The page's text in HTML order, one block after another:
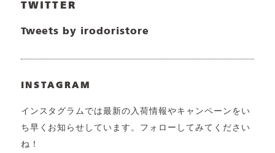
TWITTER
Tweets by irodoristore
INSTAGRAM
インスタグラムでは最新の入荷情報やキャンペーンをい
ち早くお知らせしています。フォローしてみてください
ね！